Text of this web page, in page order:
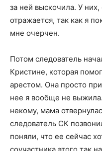
за ней выскочила. У них,
отражается, так как я
мне очерчен.
Потом следователь
Кристине, которая
арестом. Она просто
нее я вообще не
некому, мама
следователь СК
поняли, что ее сейчас